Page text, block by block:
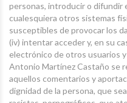
personas, introducir o difundir
cualesquiera otros sistemas
susceptibles de provocar los
(iv) intentar acceder y, en su
electrónico de otros usuarios
Antonio Martínez Castaño se
aquellos comentarios y
dignidad de la persona, que